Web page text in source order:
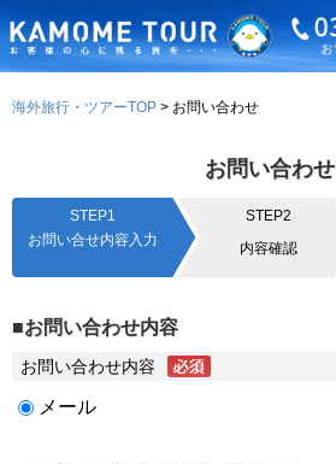
海外旅行・ツアーTOP お問い合わせ
お問い合わせ
STEP1
お問い合せ内容入力
STEP2
内容確認
■お問い合わせ内容
お問い合わせ内容
メール